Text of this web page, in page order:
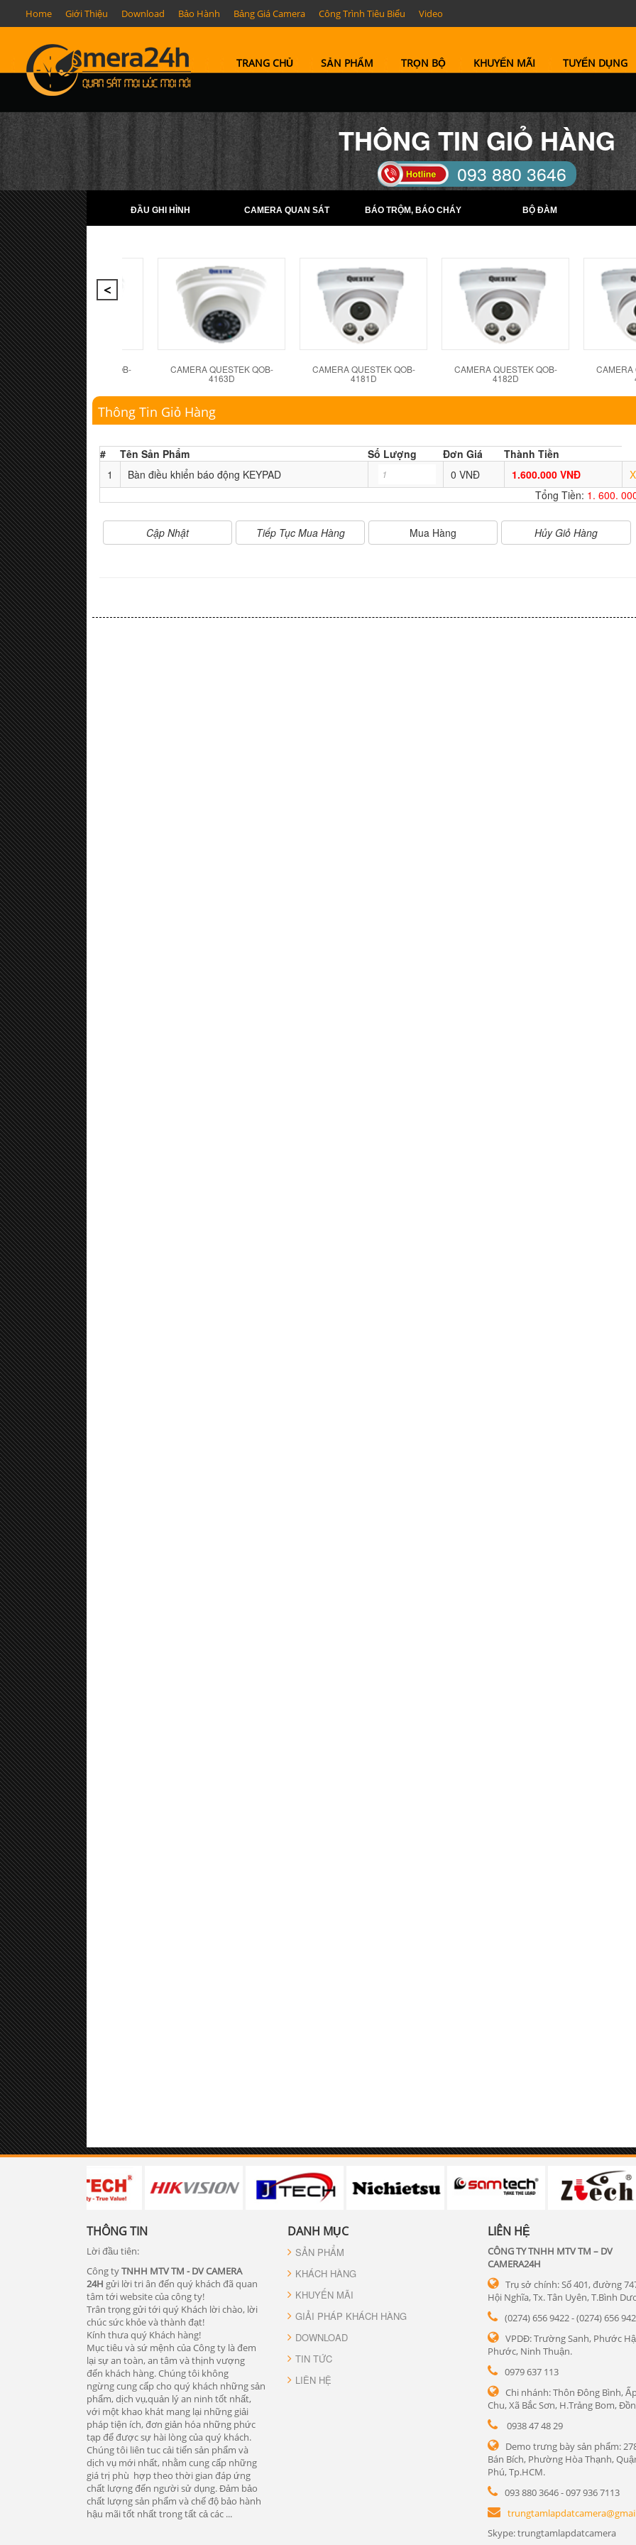
Home Giới Thiệu Download Bảo Hành Bảng Giá Camera Công Trình Tiêu Biểu Video
TRANG CHỦ SẢN PHẨM TRỌN BỘ KHUYẾN MÃI TUYỂN DỤNG
THÔNG TIN GIỎ HÀNG
093 880 3646
TELL: (0274) 6569422 -
(0274) 6569423
ĐẦU GHI HÌNH CAMERA QUAN SÁT BÁO TRỘM, BÁO CHÁY BỘ ĐÀM
CAMERA QUESTEK QOB-
4162D
CAMERA QUESTEK QOB-
4163D
CAMERA QUESTEK QOB-
4181D
CAMERA QUESTEK QOB-
4182D
CAMERA
Thông Tin Giỏ Hàng
# Tên Sản Phẩm Số Lượng Đơn Giá
Thành Tiền
1
Bàn điều khiển báo động KEYPAD 0 VNĐ 1.600.000 VNĐ
Tổng Tiền: 1. 600.
Mua Hàng
THÔNG TIN
Lời đầu tiên:
Công tyTNHH MTV TM - DV CAMERA
24H gửi lời tri ân đến quý khách đã quan
tâm tới website của công ty!
Trân trọng gửi tới quý Khách lời chào, lời
chúc sức khỏe và thành đạt!
Kính thưa quý Khách hàng!
Mục tiêu và sứ mệnh của Công ty là đem
lại sự an toàn, an tâm và thịnh vượng
đến khách hàng. Chúng tôi không
ngừng cung cấp cho quý khách những sản
phẩm, dịch vụ,quản lý an ninh tốt nhất,
với một khao khát mang lại những giải
pháp tiện ích, đơn giản hóa những phức
tạp để được sự hài lòng của quý khách.
Chúng tôi liên tuc cải tiến sản phẩm và
dịch vụ mới nhất, nhằm cung cấp những
giá trị phù hợp theo thời gian đáp ứng
chất lượng đến người sử dụng. Đảm bảo
chất lượng sản phẩm và chế độ bảo hành
hậu mãi tốt nhất trong tất cả các ...
DANH MỤC
SẢN PHẨM
KHÁCH HÀNG
KHUYẾN MÃI
GIẢI PHÁP KHÁCH HÀNG
DOWNLOAD
TIN TỨC
LIÊN HỆ
LIÊN HỆ
CÔNG TY TNHH MTV TM – DV
CAMERA24H
Trụ sở chính: Số 401, đường
Hội Nghĩa, Tx. Tân Uyên, T.Bình
(0274) 656 9422 - (0274) 656
VPDĐ: Trường Sanh, Phước
Phước, Ninh Thuận.
0979 637 113
Chi nhánh: Thôn Đông Bình,
Chu, Xã Bắc Sơn, H.Trảng Bom,
0938 47 48 29
Demo trưng bày sản phẩm:
Bán Bích, Phường Hòa Thạnh,
Phú, Tp.HCM.
093 880 3646 - 097 936 7113
Skype: trungtamlapdatcamera